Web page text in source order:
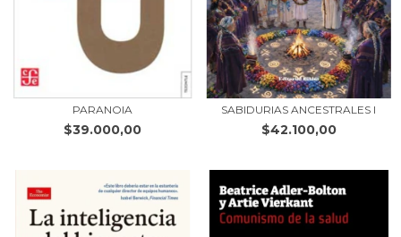
PARANOIA
$39.000,00
SABIDURIAS ANCESTRALES I
$42.100,00